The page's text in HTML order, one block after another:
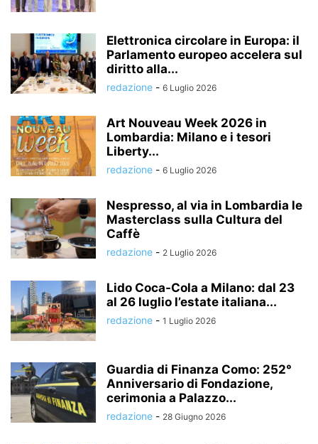
Elettronica circolare in Europa: il
Parlamento europeo accelera sul
diritto alla...
redazione - 6 Luglio 2026
Art Nouveau Week 2026 in
Lombardia: Milano e i tesori
Liberty...
redazione - 6 Luglio 2026
Nespresso, al via in Lombardia le
Masterclass sulla Cultura del
Caffè
redazione - 2 Luglio 2026
Lido Coca-Cola a Milano: dal 23
al 26 luglio l’estate italiana...
redazione - 1 Luglio 2026
Guardia di Finanza Como: 252°
Anniversario di Fondazione,
cerimonia a Palazzo...
redazione - 28 Giugno 2026